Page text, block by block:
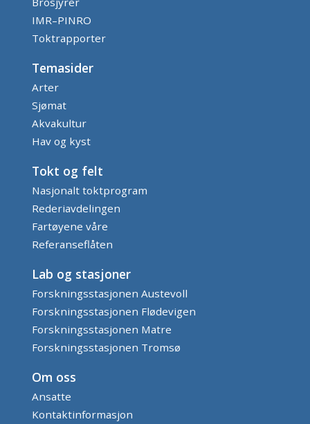
IMR–PINRO
Toktrapporter
Temasider
Arter
Sjømat
Akvakultur
Hav og kyst
Tokt og felt
Nasjonalt toktprogram
Rederiavdelingen
Fartøyene våre
Referanseflåten
Lab og stasjoner
Forskningsstasjonen Austevoll
Forskningsstasjonen Flødevigen
Forskningsstasjonen Matre
Forskningsstasjonen Tromsø
Om oss
Ansatte
Kontaktinformasjon